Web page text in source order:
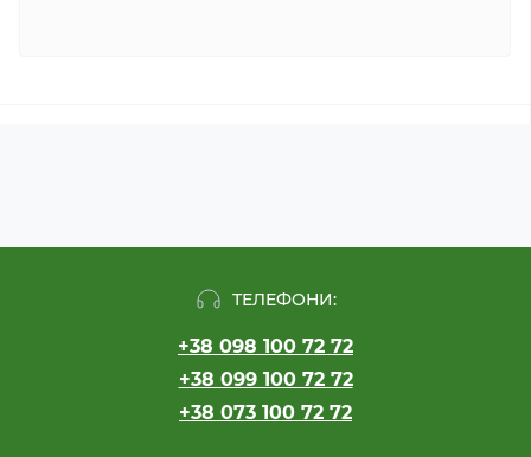
ТЕЛЕФОНИ:
+38 098 100 72 72
+38 099 100 72 72
+38 073 100 72 72